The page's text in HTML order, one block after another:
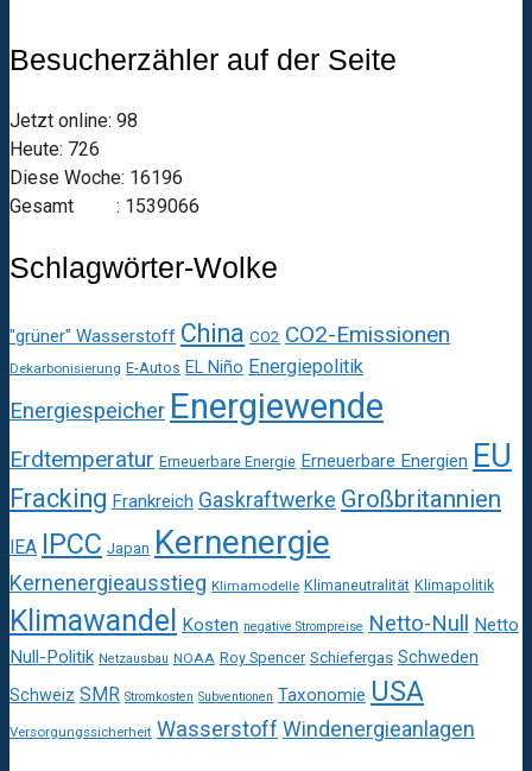
Besucherzähler auf der Seite
Jetzt online: 98
Heute: 726
Diese Woche: 16196
Gesamt : 1539066
Schlagwörter-Wolke
"grüner" Wasserstoff China CO2 CO2-Emissionen
Dekarbonisierung E-Autos EL Niño Energiepolitik
Energiespeicher Energiewende
Erdtemperatur Erneuerbare Energie Erneuerbare Energien EU
Fracking Frankreich Gaskraftwerke Großbritannien
IEA IPCC Japan Kernenergie
Kernenergieausstieg Klimamodelle Klimaneutralität Klimapolitik
Klimawandel Kosten negative Strompreise Netto-Null Netto
Null-Politik Netzausbau NOAA Roy Spencer Schiefergas Schweden
Schweiz SMR Stromkosten Subventionen Taxonomie USA
Versorgungssicherheit Wasserstoff Windenergieanlagen